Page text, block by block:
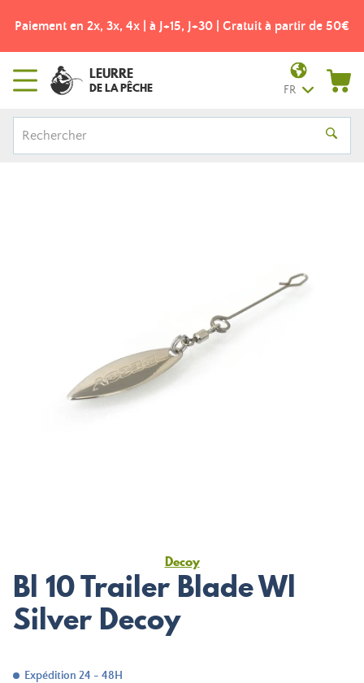
Paiement en 2x, 3x, 4x | à J+15, J+30 | Gratuit à partir de 50€
LEURRE
DE LA PÊCHE FR
Decoy
Bl 10 Trailer Blade Wl
Silver Decoy
Expédition 24 - 48H